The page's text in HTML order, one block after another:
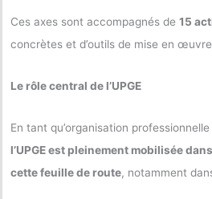
Ces axes sont accompagnés de 15
concrètes et d’outils de mise en
Le rôle central de l’UPGE
En tant qu’organisation
l’UPGE est pleinement mobilisée
cette feuille de route, notamment